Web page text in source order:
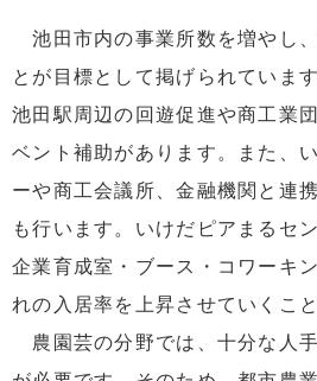
池田市内の事業所数を増やし
とが目標として掲げられていま
池田駅周辺の回遊促進や商工業
ベント補助があります。また、
ーや商工会議所、金融機関と連
も行います。いけだピアまるセ
企業育成室・ブース・コワーキ
れの入居率を上昇させていくこ
農園芸の分野では、十分な人